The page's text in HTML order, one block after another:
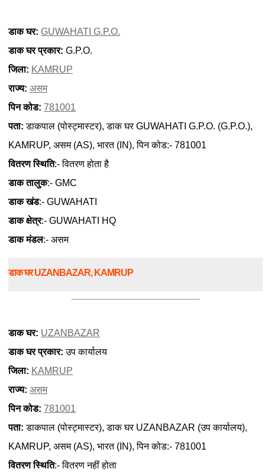
डाक घर: GUWAHATI G.P.O.
डाक घर प्रकार: G.P.O.
जिला: KAMRUP
राज्य: असम
पिन कोड: 781001
पता: डाकपाल (पोस्ट्मास्टर), डाक घर GUWAHATI G.P.O. (G.P.O.),
KAMRUP, असम (AS), भारत (IN), पिन कोड:- 781001
वितरण स्थिति:- वितरण होता है
डाक तालुक:- GMC
डाक खंड:- GUWAHATI
डाक क्षेत्र:- GUWAHATI HQ
डाक मंडल:- असम
डाक घर UZANBAZAR, KAMRUP
डाक घर: UZANBAZAR
डाक घर प्रकार: उप कार्यालय
जिला: KAMRUP
राज्य: असम
पिन कोड: 781001
पता: डाकपाल (पोस्ट्मास्टर), डाक घर UZANBAZAR (उप कार्यालय),
KAMRUP, असम (AS), भारत (IN), पिन कोड:- 781001
वितरण स्थिति:- वितरण नहीं होता